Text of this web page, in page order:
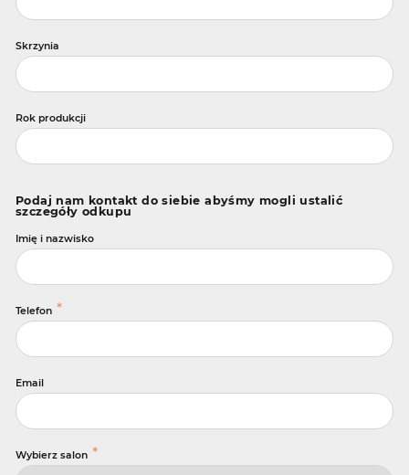
Skrzynia
Rok produkcji
Podaj nam kontakt do siebie abyśmy mogli ustalić
szczegóły odkupu
Imię i nazwisko
Telefon *
Email
Wybierz salon *